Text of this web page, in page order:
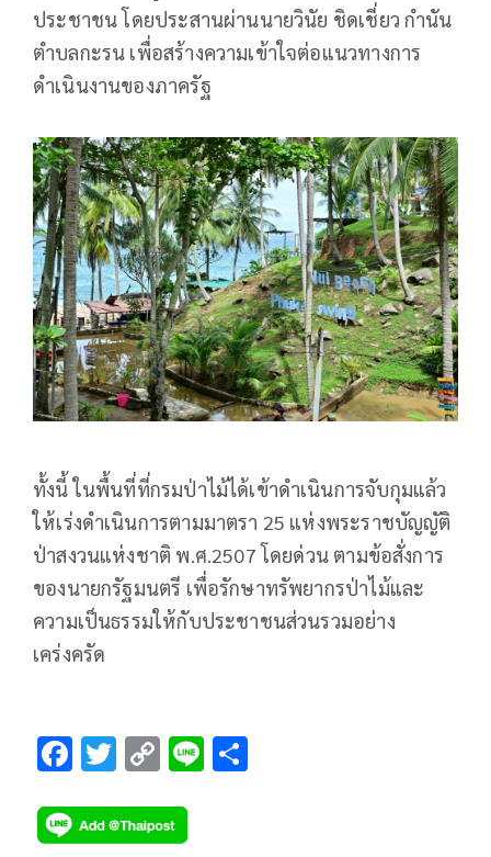
ประชาชน โดยประสานผ่านนายวินัย ชิดเชี่ยว กำนัน
ตำบลกะรน เพื่อสร้างความเข้าใจต่อแนวทางการ
ดำเนินงานของภาครัฐ
ทั้งนี้ ในพื้นที่ที่กรมป่าไม้ได้เข้าดำเนินการจับกุมแล้ว
ให้เร่งดำเนินการตามมาตรา 25 แห่งพระราชบัญญัติ
ป่าสงวนแห่งชาติ พ.ศ.2507 โดยด่วน ตามข้อสั่งการ
ของนายกรัฐมนตรี เพื่อรักษาทรัพยากรป่าไม้และ
ความเป็นธรรมให้กับประชาชนส่วนรวมอย่าง
เคร่งครัด
F
e
T
tt
C
p
Li